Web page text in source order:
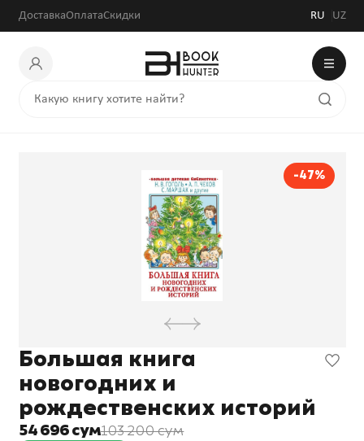
ДоставкаОплатаСкидки RU UZ
-47%
Большая книга
новогодних и
рождественских историй
54 696 сум103 200 сум